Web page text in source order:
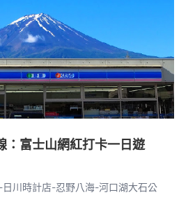
：富士山網紅打卡一日遊
川時計店-忍野八海-河口湖大石公